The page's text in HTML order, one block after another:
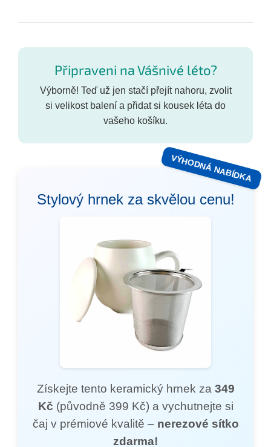
Připraveni na Vášnivé léto?
Výborně! Teď už jen stačí přejít nahoru, zvolit
si velikost balení a přidat si kousek léta do
vašeho košíku.
VÝHODNÁ NABÍDKA
Stylový hrnek za skvělou cenu!
Získejte tento keramický hrnek za 349
Kč (původně 399 Kč) a vychutnejte si
čaj v prémiové kvalitě – nerezové sítko
zdarma!